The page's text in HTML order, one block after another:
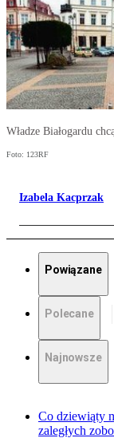
Władze Białogardu
Foto: 123RF
Izabela Kacprzak
Powiązane
Polecane
Najnowsze
Co dziewiąty
zaległych